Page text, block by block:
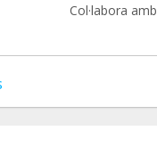
Col·labora amb